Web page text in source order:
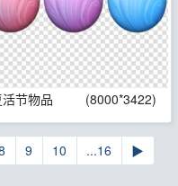
节物品 (8000*3422)
9 10 ...16 ▶